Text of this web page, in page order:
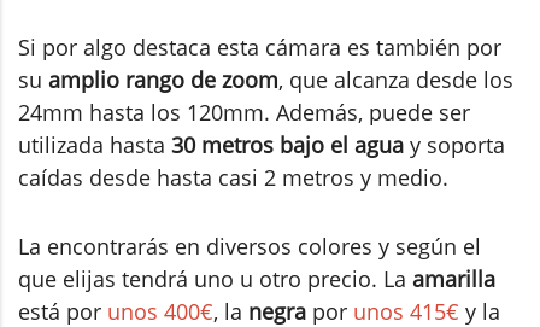
Si por algo destaca esta cámara es también por
su amplio rango de zoom, que alcanza desde los
24mm hasta los 120mm. Además, puede ser
utilizada hasta 30 metros bajo el agua y soporta
caídas desde hasta casi 2 metros y medio.
La encontrarás en diversos colores y según el
que elijas tendrá uno u otro precio. La amarilla
está por unos 400€, la negra por unos 415€ y la